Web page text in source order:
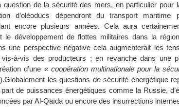
de la sécurité des mers, en particulier pour
d’oléoducs dépendront du transport maritime
encore plusieurs années. Cela aura
le développement de flottes militaires dans la
une perspective négative cela augmenterait les
à-vis des producteurs ; en revanche dans une
d’une « coopération multinationale pour la
les questions de sécurité énergétique
de puissances énergétiques comme la Russie,
par Al-Qaïda ou encore des insurrections